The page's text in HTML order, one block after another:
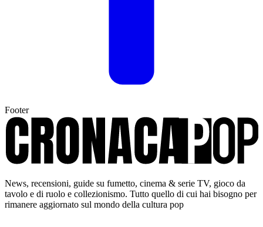
Footer
News, recensioni, guide su fumetto, cinema & serie TV, gioco da
tavolo e di ruolo e collezionismo. Tutto quello di cui hai bisogno per
rimanere aggiornato sul mondo della cultura pop